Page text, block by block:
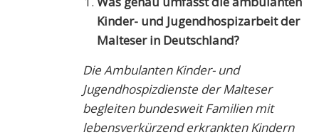
Kinder- und Jugendhospizarbeit der
Malteser in Deutschland?
Die Ambulanten Kinder- und
Jugendhospizdienste der Malteser
begleiten bundesweit Familien mit
lebensverkürzend erkrankten Kindern